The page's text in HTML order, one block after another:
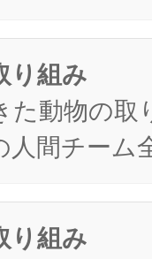
り組み
た動物の取
人間チーム
り組み